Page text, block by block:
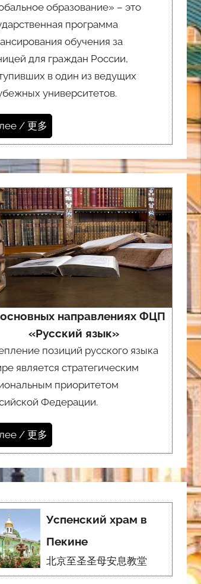
образование» – это
программа
обучения за
для граждан России,
в один из ведущих
университетов.
/ 更多
направлениях ФЦП
«Русский язык»
позиций русского языка
является стратегическим
приоритетом
Федерации.
/ 更多
Успенский храм в
Пекине
北京至圣圣母安息教堂